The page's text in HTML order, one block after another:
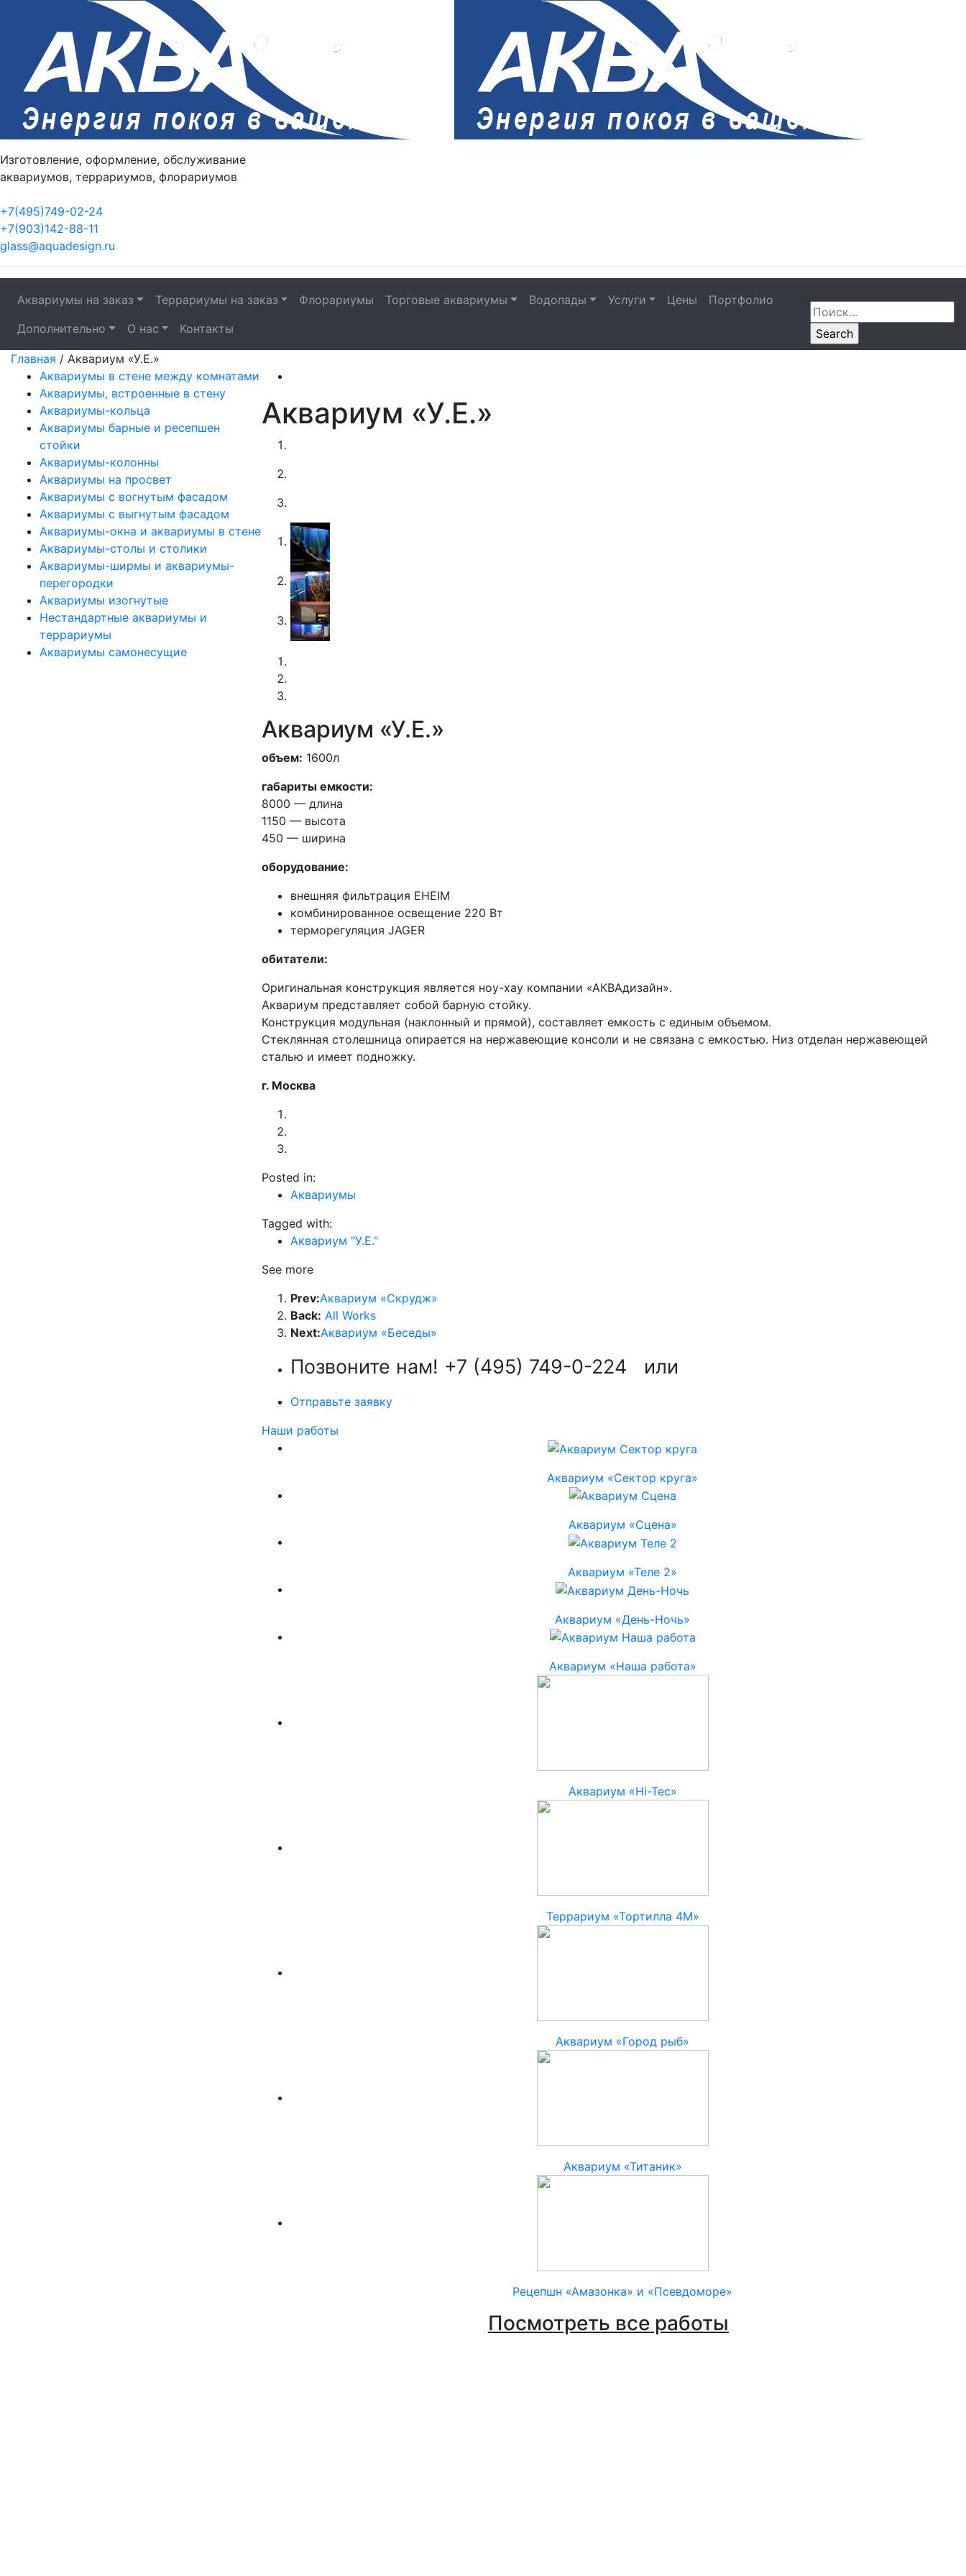
Изготовление, оформление, обслуживание
аквариумов, террариумов, флорариумов
+7(495)749-02-24
+7(903)142-88-11
glass@aquadesign.ru
Аквариумы на заказ Террариумы на заказ Флорариумы Торговые аквариумы Водопады Услуги Цены
Портфолио
Дополнительно
О нас Контакты
Главная / Аквариум «У.Е.»
Аквариумы в стене между комнатами
Аквариумы, встроенные в стену
Аквариумы-кольца
Аквариумы барные и ресепшен
стойки
Аквариумы-колонны
Аквариумы на просвет
Аквариумы с вогнутым фасадом
Аквариумы с выгнутым фасадом
Аквариумы-окна и аквариумы в стене
Аквариумы-столы и столики
Аквариумы-ширмы и аквариумы-
перегородки
Аквариумы изогнутые
Нестандартные аквариумы и
террариумы
Аквариумы самонесущие
Аквариум «У.Е.»
Аквариум «У.Е.»
объем: 1600л
габариты емкости:
8000 — длина
1150 — высота
450 — ширина
оборудование:
внешняя фильтрация EHEIM
комбинированное освещение 220 Вт
терморегуляция JAGER
обитатели:
Оригинальная конструкция является ноу-хау компании «АКВАдизайн».
Аквариум представляет собой барную стойку.
Конструкция модульная (наклонный и прямой), составляет емкость с единым объемом.
Стеклянная столешница опирается на нержавеющие консоли и не связана с емкостью. Низ отделан нержавеющей
сталью и имеет подножку.
г. Москва
Posted in:
Аквариумы
Tagged with:
Аквариум "У.Е."
See more
Prev:Аквариум «Скрудж»
Back: All Works
Next:Аквариум «Беседы»
Позвоните нам! +7 (495) 749-0-224 или
Отправьте заявку
Наши работы
Аквариум «Сектор круга»
Аквариум «Сцена»
Аквариум «Теле 2»
Аквариум «День-Ночь»
Аквариум «Наша работа»
Аквариум «Hi-Tec»
Террариум «Тортилла 4М»
Аквариум «Город рыб»
Аквариум «Титаник»
Рецепшн «Амазонка» и «Псевдоморе»
Посмотреть все работы